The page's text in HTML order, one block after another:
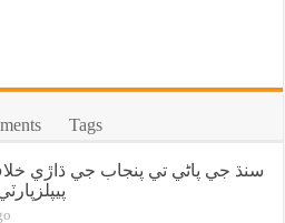
Tags
سنڌ جي پاڻي تي پنجاب جي ڌاڙي